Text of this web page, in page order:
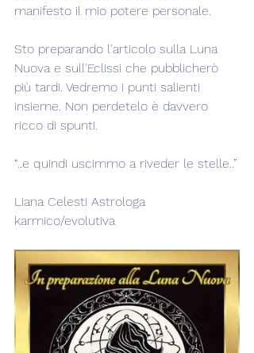
manifesto il mio potere personale.
Sto preparando l'articolo sulla Luna
Nuova e sull'Eclissi che pubblicherò
più tardi. Vedremo i punti salienti
insieme. Non perdetelo è davvero
ricco di spunti.
“..e quindi uscimmo a riveder le stelle..”
Liana Celesti Astrologa
karmico/evolutiva